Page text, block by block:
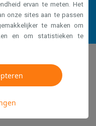
verder te
ervan te meten. Het
onze sites aan te passen
te maken om
en om statistieken te